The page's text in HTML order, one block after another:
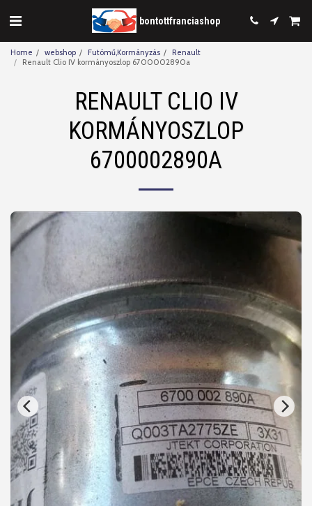
bontottfranciashop
Home webshop Futómű,Kormányzás
Renault
Renault Clio IV kormányoszlop 6700002890a
RENAULT CLIO IV
KORMÁNYOSZLOP
6700002890A